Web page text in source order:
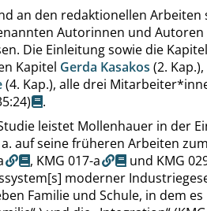
an den redaktionellen Arbeiten
Autorinnen und Autoren
Die Einleitung sowie die
Kapitel Gerda Kasakos (2. Kap.),
(4. Kap.), alle drei
)
.
leistet Mollenhauer in der
auf seine früheren Arbeiten
, KMG 017-a und KMG
moderner
Familie und Schule, in dem